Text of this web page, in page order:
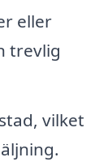
eller
trevlig
vilket